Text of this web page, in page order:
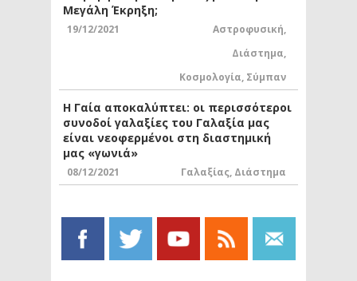
Μεγάλη Έκρηξη;
19/12/2021 Αστροφυσική,
Διάστημα,
Κοσμολογία, Σύμπαν
Η Γαία αποκαλύπτει: οι περισσότεροι
συνοδοί γαλαξίες του Γαλαξία μας
είναι νεοφερμένοι στη διαστημική
μας «γωνιά»
08/12/2021 Γαλαξίας, Διάστημα